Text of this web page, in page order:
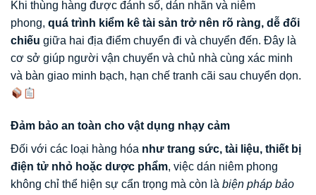
Khi thùng hàng được đánh số, dán nhãn và niêm
phong, quá trình kiểm kê tài sản trở nên rõ ràng, dễ đối
chiếu giữa hai địa điểm chuyển đi và chuyển đến. Đây là
cơ sở giúp người vận chuyển và chủ nhà cùng xác minh
và bàn giao minh bạch, hạn chế tranh cãi sau chuyển dọn.
Đảm bảo an toàn cho vật dụng nhạy cảm
Đối với các loại hàng hóa như trang sức, tài liệu, thiết bị
điện tử nhỏ hoặc dược phẩm, việc dán niêm phong
không chỉ thể hiện sự cẩn trọng mà còn là biện pháp bảo